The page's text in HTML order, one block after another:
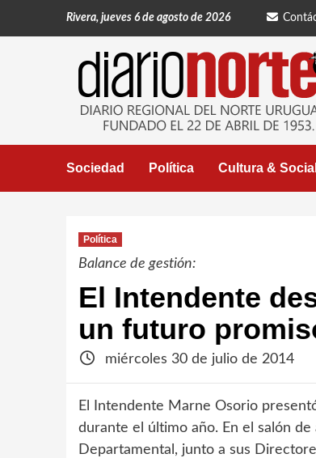
Rivera, jueves 6 de agosto de 2026
Sociedad Política Cultura &
Política
Balance de gestión:
El Intendente
un futuro
miércoles 30 de julio de 2014
El Intendente Marne Osorio
durante el último año. En el salón
Departamental, junto a sus